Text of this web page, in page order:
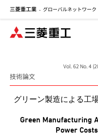
三菱重工業 - グローバルネットワーク
Vol. 62 No. 4
技術論文
グリーン製造による工
Green Manufacturing
Power